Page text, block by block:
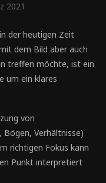
2021
der heutigen Zeit
dem Bild aber auch
treffen möchte, ist ein
um ein klares
von
Bögen, Verhältnisse)
richtigen Fokus kann
Punkt interpretiert